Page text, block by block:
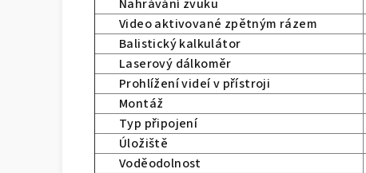
Nahrávání zvuku
Video aktivované zpětným rázem
Balistický kalkulátor
Laserový dálkoměr
Prohlížení videí v přístroji
Montáž
Typ připojení
Úložiště
Voděodolnost